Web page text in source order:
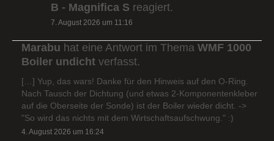
B - Magnifica S reagiert.
7. August 2026 um 11:16
Marabu hat eine Antwort im Thema WMF 1000
Boiler undicht verfasst.
[…] Yup, das wars! Danke für den Hinweis auf den O-Ring.
Nach Tausch der Dichtung (und etwas 2-Komponentenkleber
auf die Oberseite der Sonde) ist der Boiler wieder dicht. ->
"So wird das nichts mit dem Wirtschaftsaufschwung." :)
4. August 2026 um 16:24